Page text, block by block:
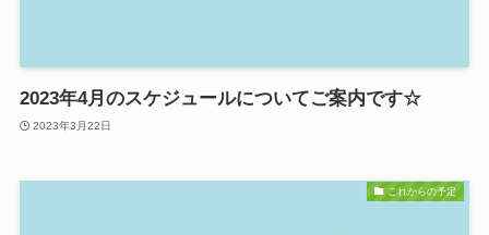
2023年4月のスケジュールについてご案内です☆
2023年3月22日
これからの予定